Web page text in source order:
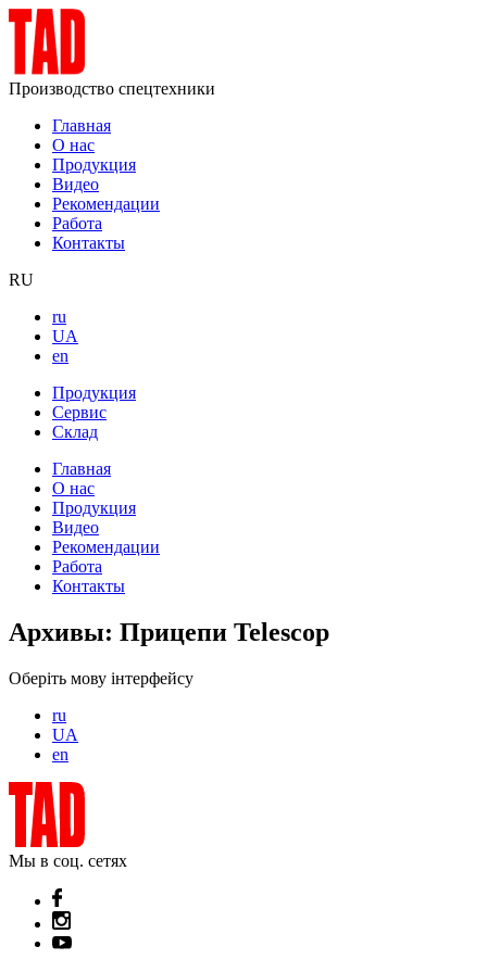
Производство спецтехники
Главная
О нас
Продукция
Видео
Рекомендации
Работа
Контакты
RU
ru
UA
en
Продукция
Сервис
Склад
Главная
О нас
Продукция
Видео
Рекомендации
Работа
Контакты
Архивы: Прицепи Telescop
Оберіть мову інтерфейсу
ru
UA
en
Мы в соц. сетях